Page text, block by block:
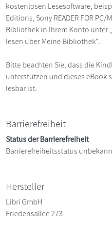
kostenlosen Lesesoftware,
Editions, Sony READER FOR
Bibliothek in Ihrem Konto unter
lesen über Meine Bibliothek“.
Bitte beachten Sie, dass die
unterstützen und dieses eBook
lesbar ist.
Barrierefreiheit
Status der Barrierefreiheit
Barrierefreiheitsstatus
Hersteller
Libri GmbH
Friedensallee 273